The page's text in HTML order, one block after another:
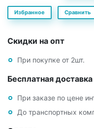
Избранное Сравнить
Скидки на опт
При покупке от 2шт.
Бесплатная
При заказе по цене
До транспортных